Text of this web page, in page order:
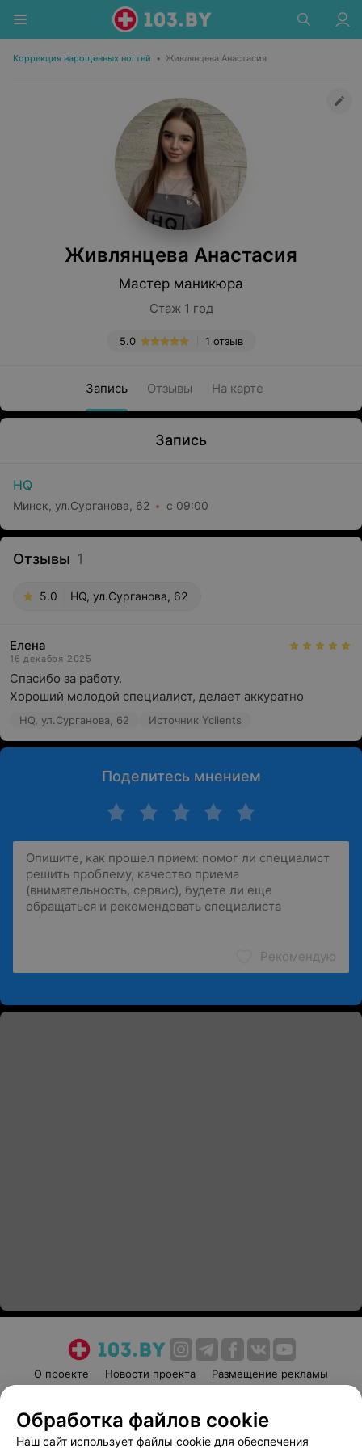
Коррекция нарощенных ногтей • Живлянцева Анастасия
Живлянцева Анастасия
Мастер маникюра
Стаж 1 год
1 отзыв
5.0
Запись Отзывы На карте
Запись
HQ
Минск, ул.Сурганова, 62 с 09:00
Отзывы 1
5.0 HQ, ул.Сурганова, 62
Елена
16 декабря 2025
Спасибо за работу.
Хороший молодой специалист, делает аккуратно
HQ, ул.Сурганова, 62 Источник Yclients
Поделитесь мнением
Рекомендую
О проекте Новости проекта
Размещение рекламы
Пользовательское соглашение
Способы оплаты
Вакансии
Партнеры
Обработка файлов cookie
Наш сайт использует файлы cookie для обеспечения